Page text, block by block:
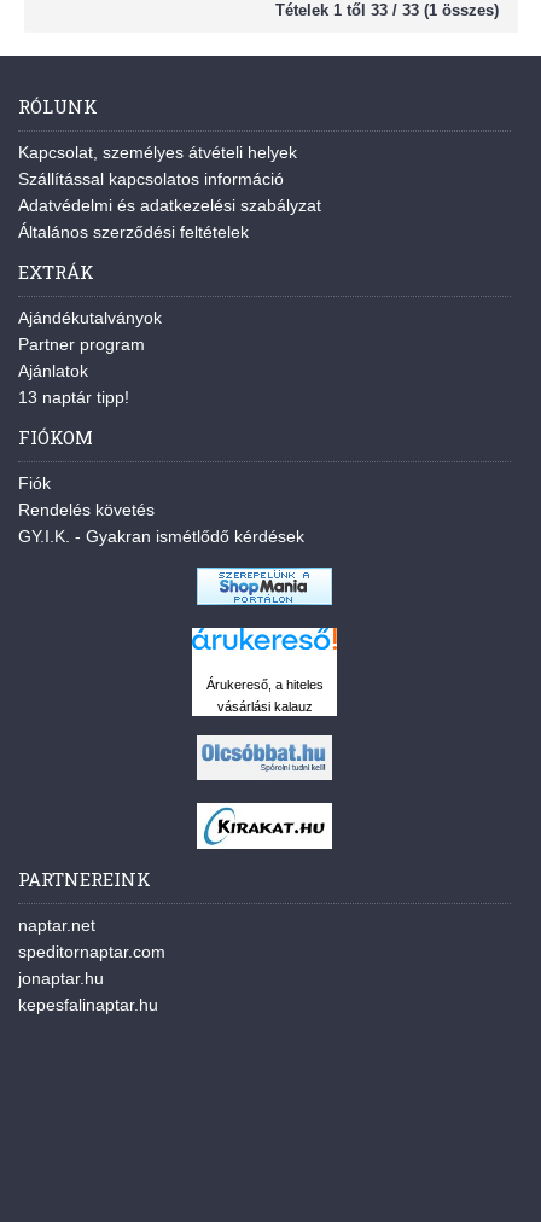
Tételek 1 től 33 / 33 (1 összes)
RÓLUNK
Kapcsolat, személyes átvételi helyek
Szállítással kapcsolatos információ
Adatvédelmi és adatkezelési szabályzat
Általános szerződési feltételek
EXTRÁK
Ajándékutalványok
Partner program
Ajánlatok
13 naptár tipp!
FIÓKOM
Fiók
Rendelés követés
GY.I.K. - Gyakran ismétlődő kérdések
Árukereső, a hiteles
vásárlási kalauz
PARTNEREINK
naptar.net
speditornaptar.com
jonaptar.hu
kepesfalinaptar.hu